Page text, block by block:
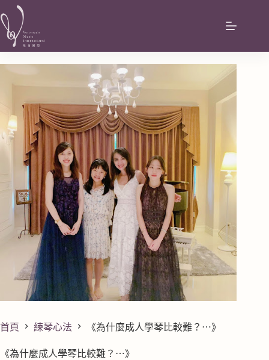
首頁 練琴心法 《為什麼成人學琴比較難？⋯》
《為什麼成人學琴比較難？⋯》